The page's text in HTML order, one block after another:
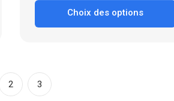
Choix des options
2 3